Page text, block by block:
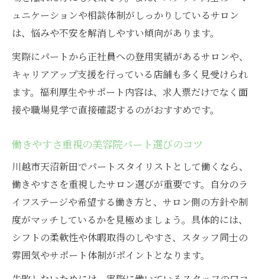
ュニケーションや相談体制がしっかりしているサロン
は、悩みや不安を解消しやすい傾向があります。
実際にパートから正社員への登用実績があるサロンや、
キャリアアップ支援を行っている店舗も多く見受けられ
ます。福利厚生やサポート内容は、求人票だけでなく面
接や職場見学で直接確認するのがおすすめです。
働きやすさ重視の美容院パート選びのコツ
川越市天沼新田でパートスタイリストとして働くなら、
働きやすさを重視したサロン選びが重要です。自分のラ
イフステージや希望する働き方と、サロン側の方針や制
度がマッチしているかを見極めましょう。具体的には、
シフトの柔軟性や休暇取得のしやすさ、スタッフ同士の
雰囲気やサポート体制がポイントとなります。